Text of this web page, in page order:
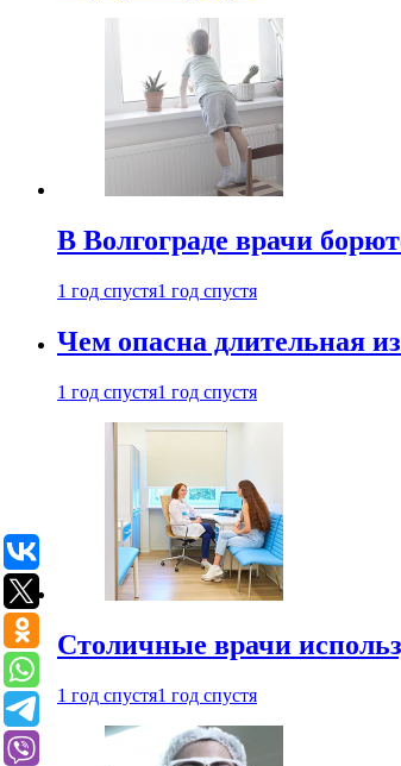
В Волгограде врачи
1 год спустя1 год спустя
Чем опасна длительная
1 год спустя1 год спустя
Столичные врачи
1 год спустя1 год спустя